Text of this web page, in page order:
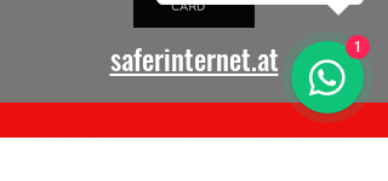
saferinternet.at
Alle Organisationen für Kinder
1